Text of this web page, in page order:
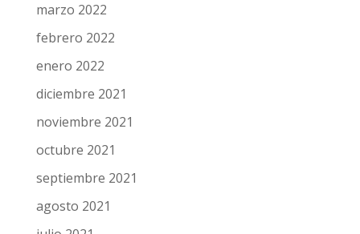
marzo 2022
febrero 2022
enero 2022
diciembre 2021
noviembre 2021
octubre 2021
septiembre 2021
agosto 2021